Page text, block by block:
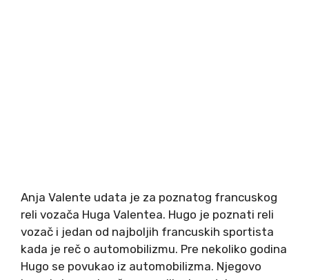
Anja Valente udata je za poznatog francuskog
reli vozača Huga Valentea. Hugo je poznati reli
vozač i jedan od najboljih francuskih sportista
kada je reč o automobilizmu. Pre nekoliko godina
Hugo se povukao iz automobilizma. Njegovo